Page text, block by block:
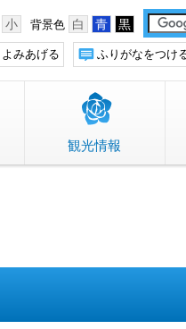
背景色 白 青 黒
小
ふりがなをつけ
よみあげる
観光情報